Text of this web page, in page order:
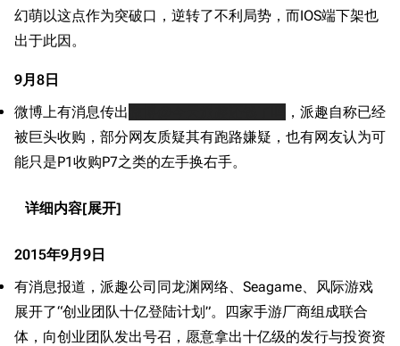
放映厅
战区支队基地
工程局
特别船坞
舰船归宿一览
蒸汽轮机基础
美海军惯导系统
近代中国图纸舰
解放军主战舰艇
幻萌以这点作为突破口，逆转了不利局势，而IOS端下架也
出于此因。
9月8日
微博上有消息传出
，派趣自称已经
被巨头收购，部分网友质疑其有跑路嫌疑，也有网友认为可
能只是P1收购P7之类的左手换右手。
详细内容
2015年9月9日
有消息报道，派趣公司同龙渊网络、Seagame、风际游戏
展开了“创业团队十亿登陆计划”。四家手游厂商组成联合
体，向创业团队发出号召，愿意拿出十亿级的发行与投资资
事件起因
事件发展
2015
七月